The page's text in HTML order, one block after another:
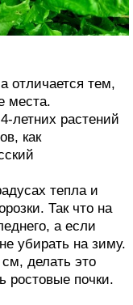
отличается тем,
места.
летних растений
как
тепла и
Так что на
а если
убирать на зиму.
делать это
ростовые почки.